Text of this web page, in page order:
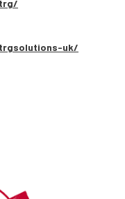
uk/